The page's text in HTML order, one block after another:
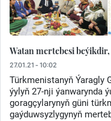
Watan mertebesi
27.01.21 - 10:02
Türkmenistanyň Ýaragly
ýylyň 27-nji ýanwarynda
goragçylarynyň güni
gaýduwsyzlygynyň